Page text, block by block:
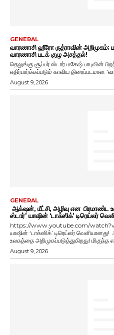
GENERAL
வாரணாசி ஹீரோ ருத்ராவின் அறிமுகம்:
வாரணாசி படக் குழு அசத்தல்!
தெலுங்கு சூப்பர் ஸ்டார் மகேஷ் பாபுவின்
எதிர்பார்க்கப்படும் காவிய திரைப்படமான
August 9, 2026
GENERAL
ஆக்‌ஷன், மீட்சி, அழிவு என பிரமாண்ட
ஸ்டார்’ யாஷின் ‘டாக்ஸிக்’ டிரெய்லர்
https://www.youtube.com/
யாஷின் ‘டாக்ஸிக்’ டிரெய்லர்
உலகத்தை
August 9, 2026